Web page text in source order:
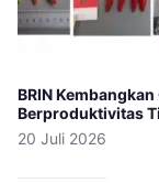
BRIN
Berproduktivitas
20 Juli 2026